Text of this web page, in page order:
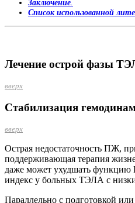
Заключение
Список использованной
Лечение острой фазы
вверх
Стабилизация
вверх
Острая недостаточность ПЖ,
поддерживающая терапия
даже может ухудшать функцию
индекс у больных ТЭЛА с
Параллельно с подготовкой